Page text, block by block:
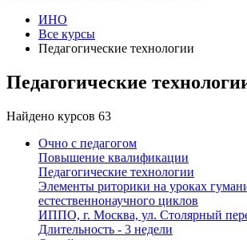
ИНО
Все курсы
Педагогические технологии
Педагогические
Найдено курсов 63
Очно с педагогом
Повышение квалификации
Педагогические технологии
Элементы риторики на уроках
естественнонаучного циклов
ИППО, г. Москва, ул. Столярный
Длительность - 3 недели